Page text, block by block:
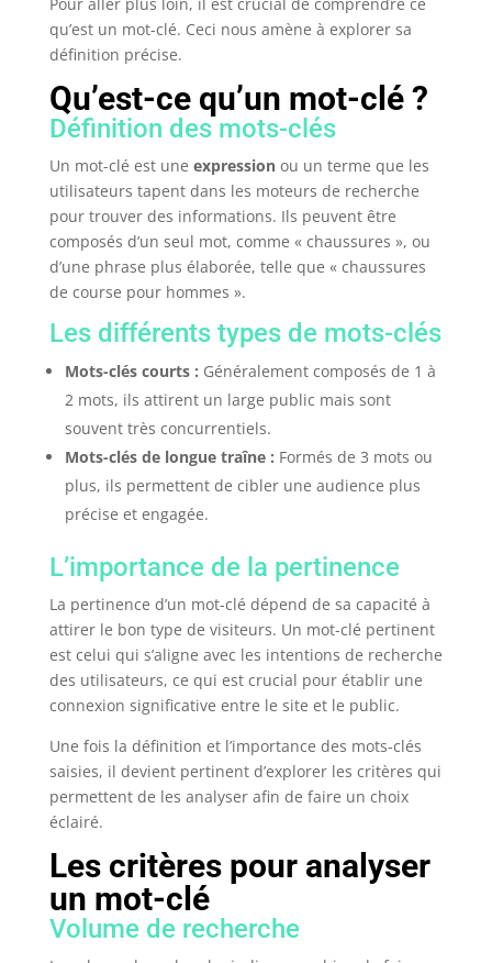
Pour aller plus loin, il est crucial de comprendre ce
qu’est un mot-clé. Ceci nous amène à explorer sa
définition précise.
Qu’est-ce qu’un mot-clé ?
Définition des mots-clés
Un mot-clé est une expressionou un terme que les
utilisateurs tapent dans les moteurs de recherche
pour trouver des informations. Ils peuvent être
composés d’un seul mot, comme « chaussures », ou
d’une phrase plus élaborée, telle que « chaussures
de course pour hommes ».
Les différents types de mots-clés
Mots-clés courts : Généralement composés de 1 à
2 mots, ils attirent un large public mais sont
souvent très concurrentiels.
Mots-clés de longue traîne : Formés de 3 mots ou
plus, ils permettent de cibler une audience plus
précise et engagée.
L’importance de la pertinence
La pertinence d’un mot-clé dépend de sa capacité à
attirer le bon type de visiteurs. Un mot-clé pertinent
est celui qui s’aligne avec les intentions de recherche
des utilisateurs, ce qui est crucial pour établir une
connexion significative entre le site et le public.
Une fois la définition et l’importance des mots-clés
saisies, il devient pertinent d’explorer les critères qui
permettent de les analyser afin de faire un choix
éclairé.
Les critères pour analyser
un mot-clé
Volume de recherche